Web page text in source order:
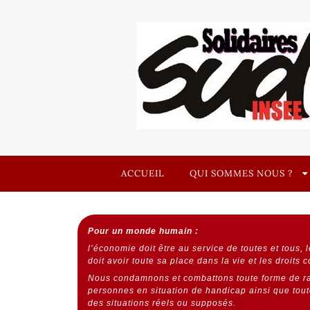
Syndicat
ACCUEIL QUI SOMMES NOUS ?
Pour un monde humain :
l’économie doit être au service de toutes et tous,
doit avoir toute sa place dans la vie et les droits
Nous condamnons et combattons toute forme de
personnes en situation de handicap ainsi que
des situations réels ou supposés.